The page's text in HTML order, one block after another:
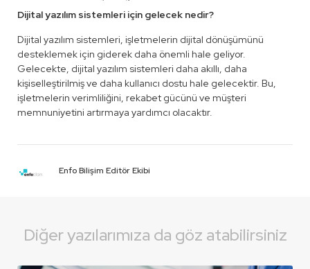
Dijital yazılım sistemleri için gelecek nedir?
Dijital yazılım sistemleri, işletmelerin dijital dönüşümünü
desteklemek için giderek daha önemli hale geliyor.
Gelecekte, dijital yazılım sistemleri daha akıllı, daha
kişiselleştirilmiş ve daha kullanıcı dostu hale gelecektir. Bu,
işletmelerin verimliliğini, rekabet gücünü ve müşteri
memnuniyetini artırmaya yardımcı olacaktır.
Enfo Bilişim Editör Ekibi
Diğer yazılarımıza da göz atabilirsiniz